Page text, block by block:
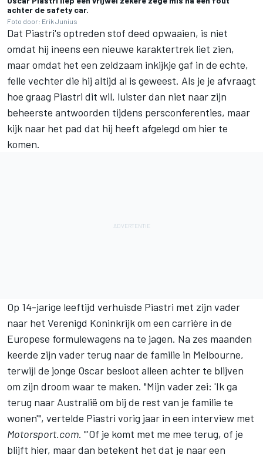
achter de safety car.
Foto door: Erik Junius
Dat Piastri's optreden stof deed opwaaien, is niet
omdat hij ineens een nieuwe karaktertrek liet zien,
maar omdat het een zeldzaam inkijkje gaf in de echte,
felle vechter die hij altijd al is geweest. Als je je afvraagt
hoe graag Piastri dit wil, luister dan niet naar zijn
beheerste antwoorden tijdens persconferenties, maar
kijk naar het pad dat hij heeft afgelegd om hier te
komen.
Op 14-jarige leeftijd verhuisde Piastri met zijn vader
naar het Verenigd Koninkrijk om een carrière in de
Europese formulewagens na te jagen. Na zes maanden
keerde zijn vader terug naar de familie in Melbourne,
terwijl de jonge Oscar besloot alleen achter te blijven
om zijn droom waar te maken. "Mijn vader zei: 'Ik ga
terug naar Australië om bij de rest van je familie te
wonen'", vertelde Piastri vorig jaar in een interview met
Motorsport.com. "'Of je komt met me mee terug, of je
blijft hier, maar dan betekent het dat je naar een